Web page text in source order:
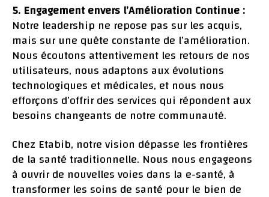
5. Engagement envers l’Amélioration Continue :
Notre leadership ne repose pas sur les acquis,
mais sur une quête constante de l’amélioration.
Nous écoutons attentivement les retours de nos
utilisateurs, nous adaptons aux évolutions
technologiques et médicales, et nous nous
efforçons d’offrir des services qui répondent aux
besoins changeants de notre communauté.
Chez Etabib, notre vision dépasse les frontières
de la santé traditionnelle. Nous nous engageons
à ouvrir de nouvelles voies dans la e-santé, à
transformer les soins de santé pour le bien de